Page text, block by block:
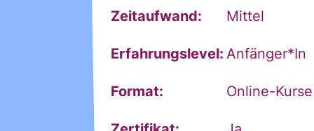
Zeitaufwand: Mittel
Erfahrungslevel: Anfänger*in
Format: Online-Kurse